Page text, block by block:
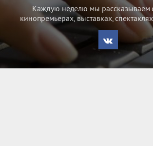
Каждую неделю мы рассказываем
кинопремьерах, выставках,